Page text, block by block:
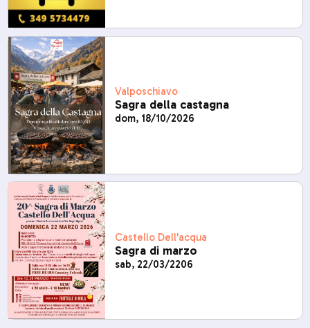
Valposchiavo
Sagra della castagna
dom, 18/10/2026
Castello Dell'acqua
Sagra di marzo
sab, 22/03/2206